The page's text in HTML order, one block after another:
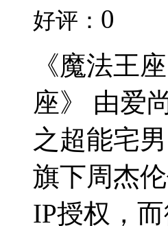
好评： 0
《魔法王
座》 由爱
之超能宅
旗下周杰
IP授权，